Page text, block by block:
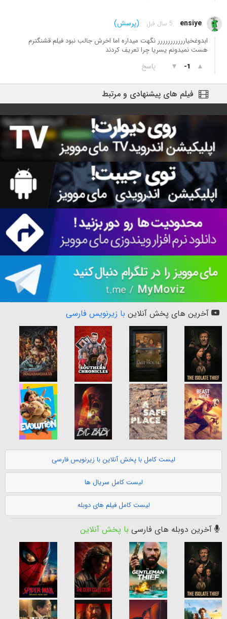
ensiye 5 سال قبل (پرسش)
ابدوغخیاررررررررررر نگهت میداره اما اخرش جالب نبود فیلم قشنگترم
هست نمیدونم یسریا چرا تعریف کردند
▲
-1
▼ پاسخ
فیلم های پیشنهادی و مرتبط
آخرین های پخش آنلاین با زیرنویس فارسی
لیست کامل با پخش آنلاین با زیرنویس فارسی
لیست کامل سریال ها
لیست کامل فیلم های دوبله
آخرین دوبله های فارسی با پخش آنلاین